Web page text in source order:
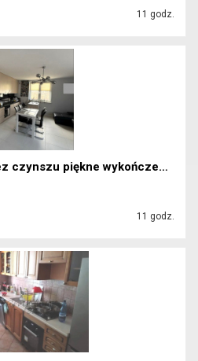
11 godz.
Mieszkanie 4 pokoje bez czynszu piękne wykończenie...
11 godz.